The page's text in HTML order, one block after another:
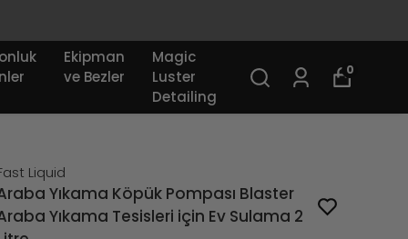
Ekipman
ve Bezler
Magic
Luster
Detailing
0
Liquid
Yıkama Köpük Pompası Blaster
Yıkama Tesisleri için Ev Sulama 2